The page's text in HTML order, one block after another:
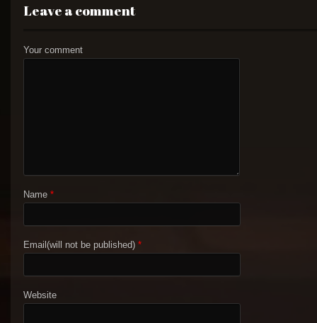
Leave a comment
Your comment
Name *
Email(will not be published) *
Website